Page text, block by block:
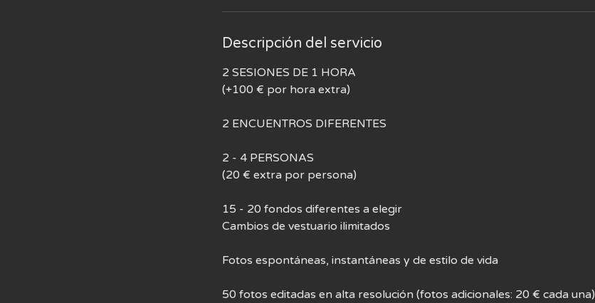
Descripción del servicio
2 SESIONES DE 1 HORA
(+100 € por hora extra)
2 ENCUENTROS DIFERENTES
2 - 4 PERSONAS
(20 € extra por persona)
15 - 20 fondos diferentes a elegir
Cambios de vestuario ilimitados
Fotos espontáneas, instantáneas y de estilo de vida
50 fotos editadas en alta resolución (fotos adicionales: 20 € cada una)